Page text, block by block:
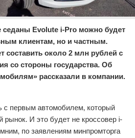
седаны Evolute i-Pro можно будет
клиентам, но и частным.
составить около 2 млн рублей с
со стороны государства. Об
рассказали в компании.
с первым автомобилем, который
рынок. И это будет не кроссовер i-
по заявлениям минпромторга